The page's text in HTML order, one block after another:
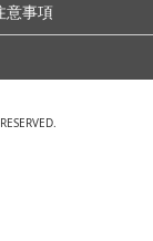
意事項